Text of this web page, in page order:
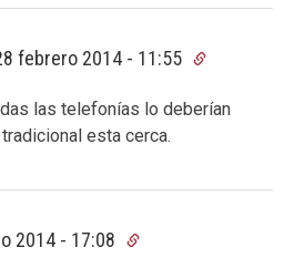
febrero 2014 - 11:55
las telefonías lo deberían
esta cerca.
2014 - 17:08